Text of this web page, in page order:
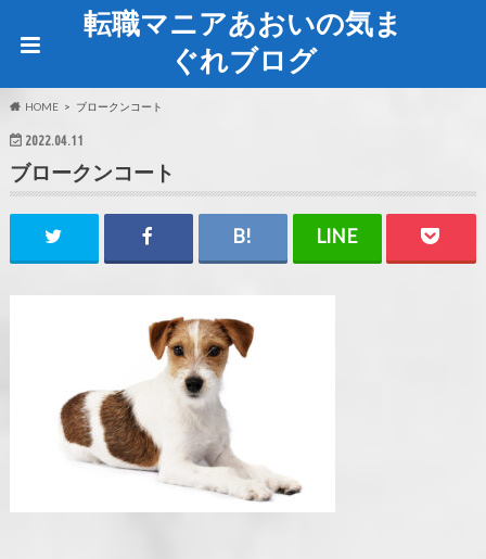
転職マニアあおいの気ま
ぐれブログ
HOME ブロークンコート
2022.04.11
ブロークンコート